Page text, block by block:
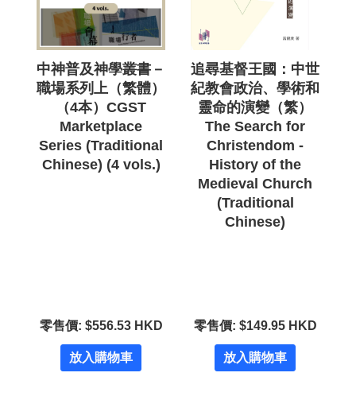
中神普及神學叢書－
職場系列上（繁體）
（4本）CGST
Marketplace
Series (Traditional
Chinese) (4 vols.)
零售價: $556.53 HKD
放入購物車
追尋基督王國：中世
紀教會政治、學術和
靈命的演變（繁）
The Search for
Christendom -
History of the
Medieval Church
(Traditional
Chinese)
零售價: $149.95 HKD
放入購物車